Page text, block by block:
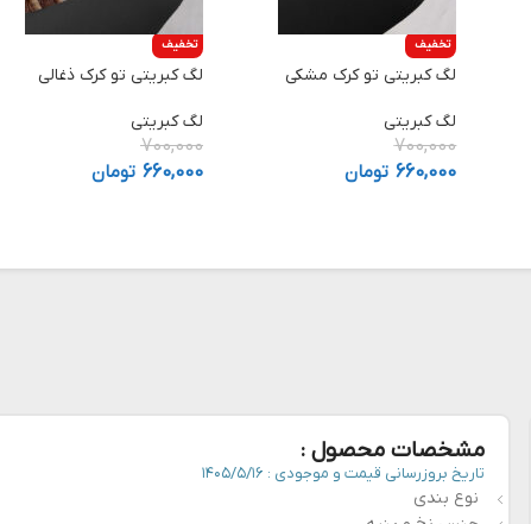
تخفیف
لگ کبریتی تو کرک مشکی
لگ کبریتی
700,000
660,000 تومان
تخفیف
لگ کبریتی تو کرک ذغالی
لگ کبریتی
700,000
660,000 تومان
مشخصات محصول :
تاریخ بروزرسانی قیمت و موجودی : ۱۴۰۵/۵/۱۶
نوع بندی